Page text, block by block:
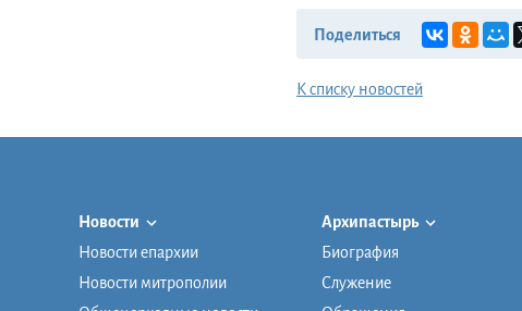
Поделиться
К списку новостей
Новости
Новости епархии
Новости митрополии
Архипастырь
Биография
Служение